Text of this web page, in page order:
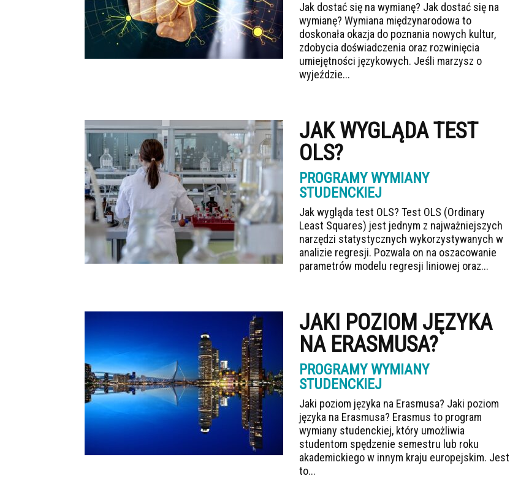
Jak dostać się na wymianę? Jak dostać się na
wymianę? Wymiana międzynarodowa to
doskonała okazja do poznania nowych kultur,
zdobycia doświadczenia oraz rozwinięcia
umiejętności językowych. Jeśli marzysz o
wyjeździe...
JAK WYGLĄDA TEST
OLS?
PROGRAMY WYMIANY
STUDENCKIEJ
Jak wygląda test OLS? Test OLS (Ordinary
Least Squares) jest jednym z najważniejszych
narzędzi statystycznych wykorzystywanych w
analizie regresji. Pozwala on na oszacowanie
parametrów modelu regresji liniowej oraz...
JAKI POZIOM JĘZYKA
NA ERASMUSA?
PROGRAMY WYMIANY
STUDENCKIEJ
Jaki poziom języka na Erasmusa? Jaki poziom
języka na Erasmusa? Erasmus to program
wymiany studenckiej, który umożliwia
studentom spędzenie semestru lub roku
akademickiego w innym kraju europejskim. Jest
to...